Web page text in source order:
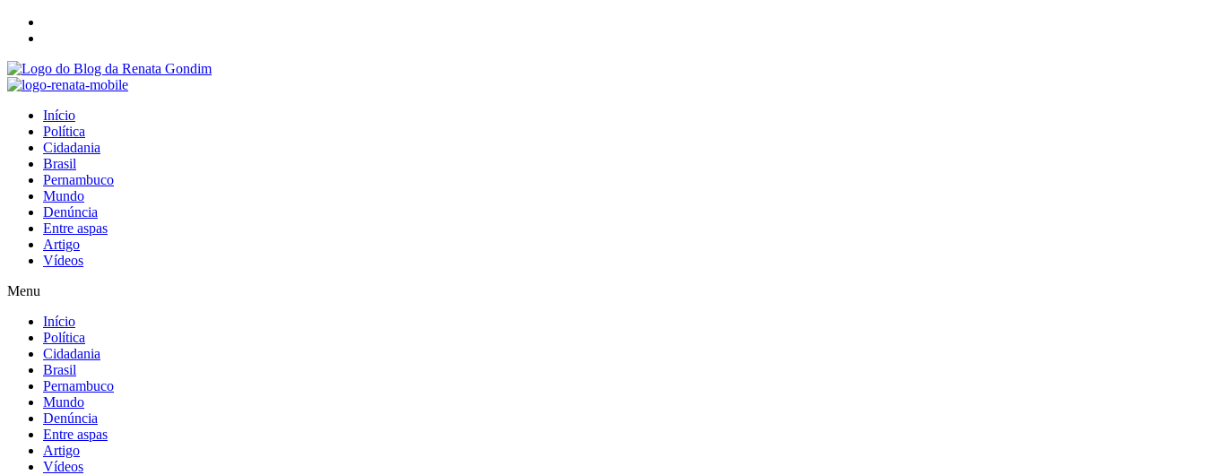
Início
Política
Cidadania
Brasil
Pernambuco
Mundo
Denúncia
Entre aspas
Artigo
Vídeos
Menu
Início
Política
Cidadania
Brasil
Pernambuco
Mundo
Denúncia
Entre aspas
Artigo
Vídeos